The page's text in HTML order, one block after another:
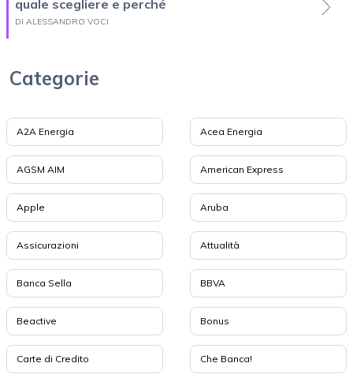
quale scegliere e perché
DI ALESSANDRO VOCI
Categorie
A2A Energia Acea Energia
AGSM AIM American Express
Apple Aruba
Assicurazioni Attualità
Banca Sella BBVA
Beactive Bonus
Carte di Credito Che Banca!